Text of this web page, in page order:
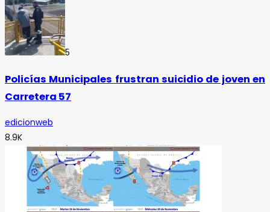
5
Policías Municipales frustran suicidio de joven en
Carretera 57
edicionweb
8.9K